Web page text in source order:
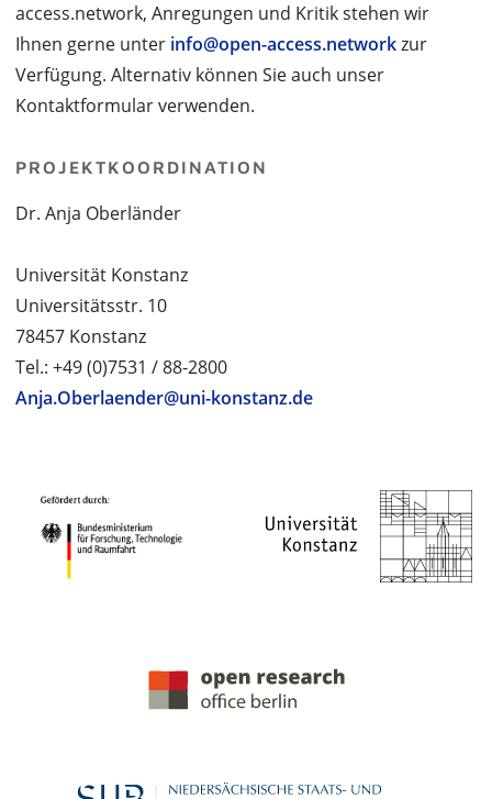
access.network, Anregungen und Kritik stehen wir
Ihnen gerne unter info@open-access.networkzur
Verfügung. Alternativ können Sie auch unser
Kontaktformular verwenden.
PROJEKTKOORDINATION
Dr. Anja Oberländer
Universität Konstanz
Universitätsstr. 10
78457 Konstanz
Tel.: +49 (0)7531 / 88-2800
Anja.Oberlaender@uni-konstanz.de